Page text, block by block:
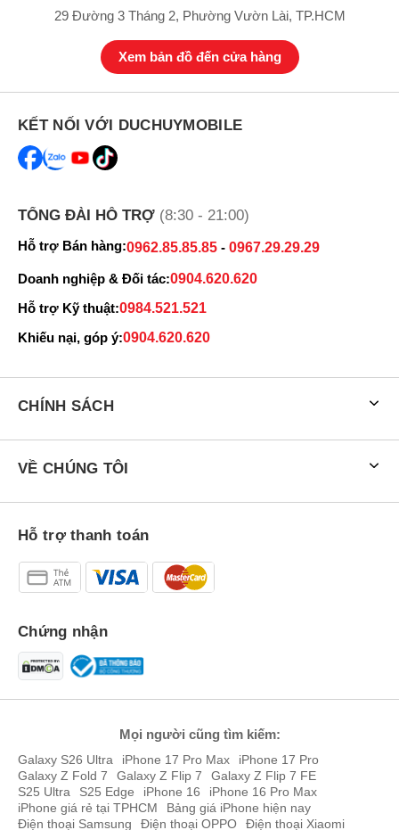
iPhone Air 1TB có 4 màu chính thức là Đen, Trắng, Xanh Da Trời
và Vàng Nhạt.
Chip A19 Pro mạnh mẽ, hỗ trợ AI vượt trội
A19 Pro tương đồng như phiên bản Pro cao cấp, RAM 8GB, bộ
nhớ 1TB (không hỗ trợ microSD).
tối ưu cho game nặng như Destiny Rising và tính năng Apple
Intelligence, tuy nhiên chưa hỗ trợ Tiếng Việt.
Chip A19 Pro tập trung vào tiết kiệm điện năng.
Ngoài ra, Apple cũng trang bị modem C1X và chip mạng N1, mang
điện năng tốt hơn so với các sản phẩm khác trong iPhone 17
iPhone Air 1TB sẽ được tích hợp hệ điều hành iOS 26 mới, hỗ trợ
cập nhật dài hạn như các dòng Pro. Tuy nhiên, iPhone Air 1TB sẽ
chỉ hỗ trợ eSIM trên toàn cầu giúp thiết kế mỏng hơn, tiết kiệm
29 Đường 3 Tháng 2, Phường Vườn Lài, TP.HCM
Xem bản đồ đến cửa hàng
KẾT NỐI VỚI DUCHUYMOBILE
TỔNG ĐÀI HỖ TRỢ (8:30 - 21:00)
Hỗ trợ Bán hàng:0962.85.85.85 - 0967.29.29.29
Doanh nghiệp & Đối tác:0904.620.620
Hỗ trợ Kỹ thuật:0984.521.521
Khiếu nại, góp ý:0904.620.620
CHÍNH SÁCH
VỀ CHÚNG TÔI
Hỗ trợ thanh toán
Chứng nhận
Mọi người cũng tìm kiếm:
Galaxy S26 Ultra iPhone 17 Pro Max
iPhone 17 Pro
Galaxy Z Fold 7
Galaxy Z Flip 7
Galaxy Z Flip 7 FE
S25 Ultra
S25 Edge iPhone 16
iPhone 16 Pro Max
iPhone giá rẻ tại TPHCM
Bảng giá iPhone hiện nay
Điện thoại Samsung
Điện thoại OPPO Điện thoại Xiaomi